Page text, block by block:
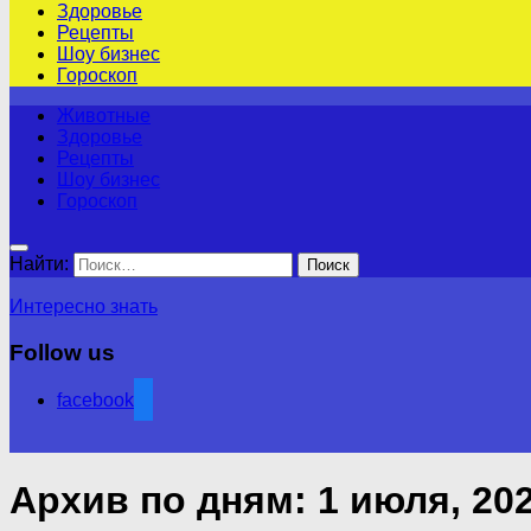
Здоровье
Рецепты
Шоу бизнес
Гороскоп
Животные
Здоровье
Рецепты
Шоу бизнес
Гороскоп
Найти:
Интересно знать
Follow us
facebook
Архив по дням: 1 июля,